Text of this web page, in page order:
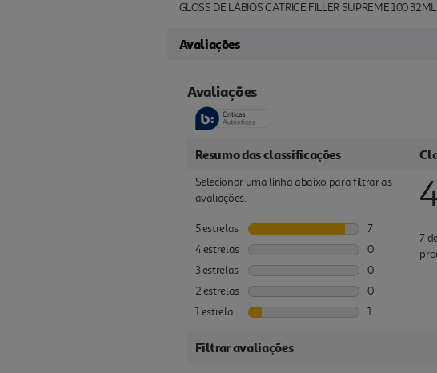
GLOSS DE LÁBIOS CATRICE FILLER SUPREME 100 32ML
Avaliações